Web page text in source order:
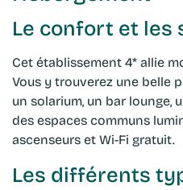
Le confort et
Cet établissement 4* allie modernité et convivialité.
Vous y trouverez une belle
un solarium, un bar lounge,
des espaces communs
ascenseurs et Wi-Fi gratuit.
Les différents